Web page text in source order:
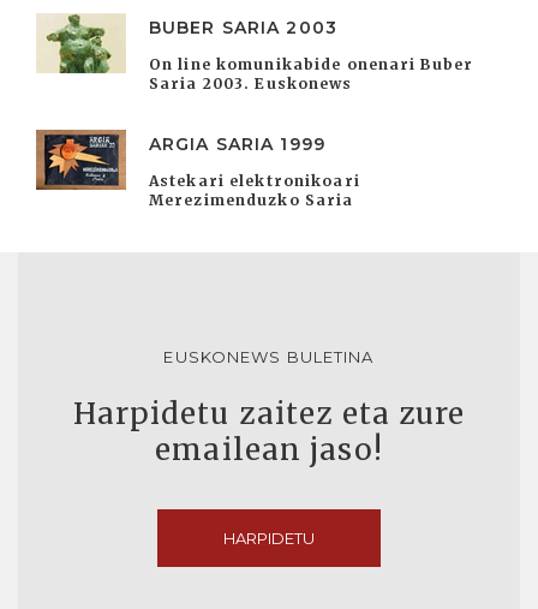
BUBER SARIA 2003
On line komunikabide onenari Buber
Saria 2003. Euskonews
ARGIA SARIA 1999
Astekari elektronikoari
Merezimenduzko Saria
EUSKONEWS BULETINA
Harpidetu zaitez eta zure
emailean jaso!
HARPIDETU